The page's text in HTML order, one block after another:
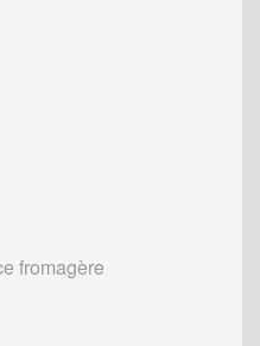
fromagère